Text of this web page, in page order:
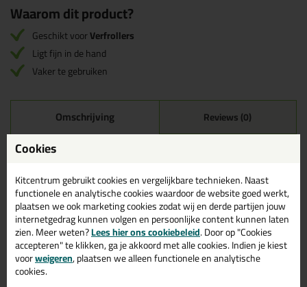
Waarom dit product?
Geschikt voorVerfrollers
Ligt fijn in de hand
Vaker te gebruiken
Omschrijving Reviews (0)
Verfbeugel
De verfbeugel is geschikt voor alle verfrollers van ANZA. De
beugels zijn vaker te gebruiken en zijn zeer gebruiksvriendelijk.
Welke Verfbeugel is voor welke Verfroller?
De verfbeugel is geschikt voor een verfroller van dezelfde maat.
Dus:
5 cm verfbeugel = geschikt voor 5cm verfroller
Cookies
Kitcentrum gebruikt cookies en vergelijkbare technieken. Naast
functionele en analytische cookies waardoor de website goed werkt,
plaatsen we ook marketing cookies zodat wij en derde partijen jouw
internetgedrag kunnen volgen en persoonlijke content kunnen laten
zien. Meer weten?Lees hier ons cookiebeleid. Door op "Cookies
accepteren" te klikken, ga je akkoord met alle cookies. Indien je kiest
voorweigeren, plaatsen we alleen functionele en analytische
cookies.